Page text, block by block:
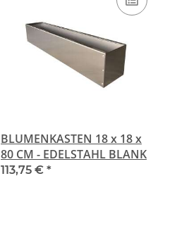
BLUMENKASTEN 18 x 18 x
80 CM - EDELSTAHL BLANK
113,75 € *